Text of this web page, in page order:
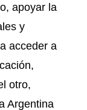
apoyar la
y
acceder a
otro,
Argentina